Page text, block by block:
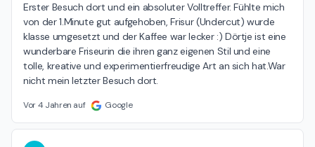
Erster Besuch dort und ein absoluter Volltreffer. Fühlte mich
von der 1.Minute gut aufgehoben, Frisur (Undercut) wurde
klasse umgesetzt und der Kaffee war lecker :) Dörtje ist eine
wunderbare Friseurin die ihren ganz eigenen Stil und eine
tolle, kreative und experimentierfreudige Art an sich hat.War
nicht mein letzter Besuch dort.
Vor 4 Jahren auf Google